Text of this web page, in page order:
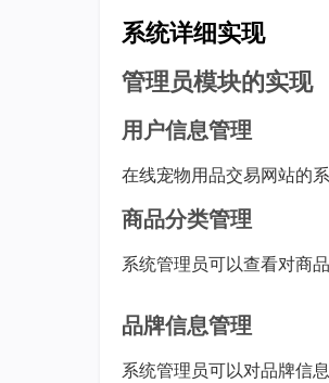
系统详细实现
管理员模块的实现
用户信息管理
在线宠物用品交易网站的
商品分类管理
系统管理员可以查看对商
品牌信息管理
系统管理员可以对品牌信